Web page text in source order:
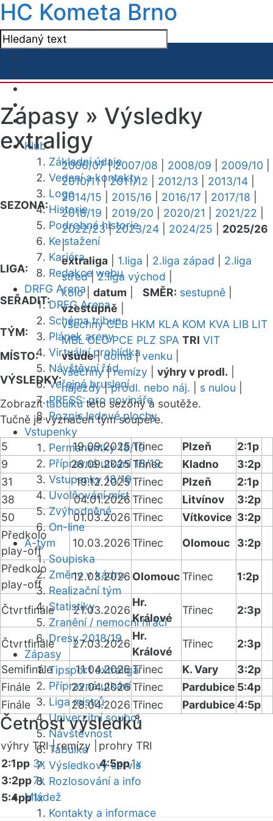
HC Kometa Brno
Klub
Základní údaje
Vedení a kontakty
Logo
Historie
Podrobná historie
Ke stažení
Kariéra
Redakce webu
DRFG Arena
DRFG Arena
Schéma tribun
Plánek areny
Virtuální prohlídka
Návštěvní řád
Veřejné bruslení
PRESS: pro novináře
Rozpis ledové plochy
Vstupenky
Permanentky 18/19
Přípravná utkání 18/19
Vstupenky 18/19
Uvolňování míst
Zvýhodněné
On-line
A-tým
Soupiska
Změny v kádru
Realizační tým
Statistiky
Zranění / nemocní hráči
Dresy 2018/19
Zápasy
Tipsport extraliga
Přípravná utkání
Liga mistrů
Univerzitní souboj
Návštěvnost
Tabulka
Výsledkový servis
Rozlosování a info
Mládež
Kontakty a informace
Zápasy » Výsledky
extraligy
SEZONA:
2006/07|2007/08 2008/09 2009/10
2010/11|2011/12 2012/13 2013/14
2014/15
2015/16 2016/17 2017/18
2018/19
2019/20 2020/21 2021/22
2022/23|2023/24 2024/25
2025/26
|
LIGA:
extraliga 1.liga 2.liga západ
2.liga
střed|2.liga východ
SEŘADIT:
kolo| datum SMĚR: sestupně
vzestupně
TÝM:
všechny CEB HKM KLA KOM KVA LIB LIT
MBL OLO PCE PLZ SPA TRI VIT
MÍSTO:
všude|doma|venku
VÝSLEDKY:
všechny|remízy výhry v prodl.
nájezdy|prodl. nebo náj. s nulou
Zobrazittabulkutéto sezóny a soutěže.
Tučně je vyznačen tým soupeře.
5 19.09.2025Třinec Plzeň
2:1p
9
28.09.2025Třinec Kladno
3:2p
31
19.12.2025Třinec Plzeň
2:1p
38
04.01.2026Třinec Litvínov
3:2p
50
01.03.2026Třinec Vítkovice 3:2p
Předkolo
play-off
10.03.2026Třinec Olomouc
3:2p
Předkolo
play-off
12.03.2026 OlomoucTřinec 1:2p
Čtvrtfinále 21.03.2026
Hr.
Králové
Třinec 2:3p
Čtvrtfinále 27.03.2026
Hr.
Králové
Třinec
2:3p
Semifinále
11.04.2026Třinec K. Vary
3:2p
Finále
22.04.2026Třinec Pardubice 5:4p
Finále
28.04.2026Třinec Pardubice4:5p
Četnost výsledků
výhry TRI |remízy |
prohry TRI
2:1pp 3x
3:2pp7x
5:4pp1x
4:5pp1x